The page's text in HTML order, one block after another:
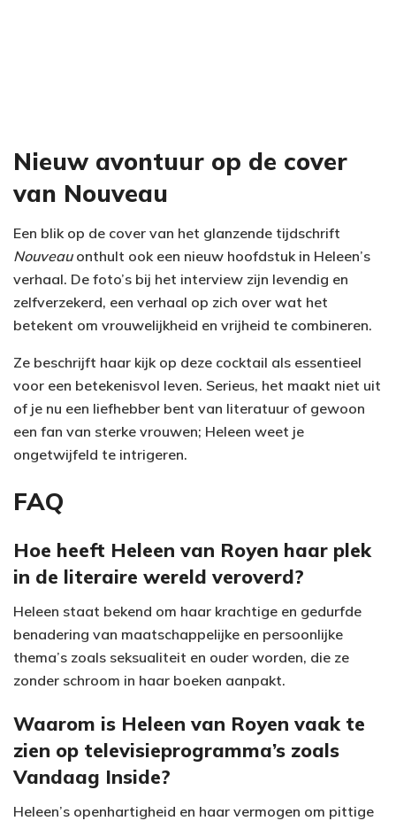
Nieuw avontuur op de cover
van Nouveau
Een blik op de cover van het glanzende tijdschrift
Nouveauonthult ook een nieuw hoofdstuk in Heleen’s
verhaal. De foto’s bij het interview zijn levendig en
zelfverzekerd, een verhaal op zich over wat het
betekent om vrouwelijkheid en vrijheid te combineren.
Ze beschrijft haar kijk op deze cocktail als essentieel
voor een betekenisvol leven. Serieus, het maakt niet uit
of je nu een liefhebber bent van literatuur of gewoon
een fan van sterke vrouwen; Heleen weet je
ongetwijfeld te intrigeren.
FAQ
Hoe heeft Heleen van Royen haar plek
in de literaire wereld veroverd?
Heleen staat bekend om haar krachtige en gedurfde
benadering van maatschappelijke en persoonlijke
thema’s zoals seksualiteit en ouder worden, die ze
zonder schroom in haar boeken aanpakt.
Waarom is Heleen van Royen vaak te
zien op televisieprogramma’s zoals
Vandaag Inside?
Heleen’s openhartigheid en haar vermogen om pittige